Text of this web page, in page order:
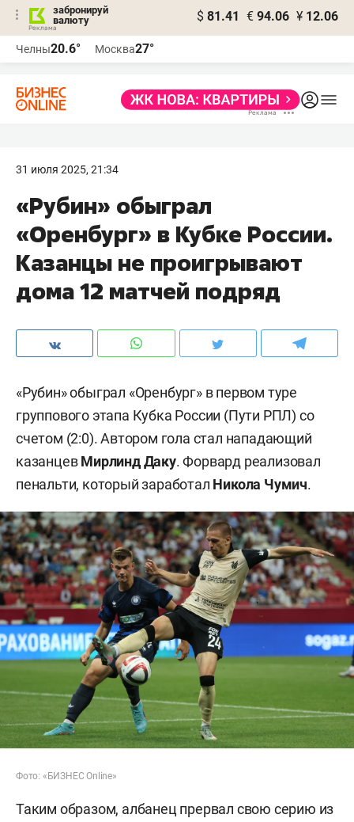
забронируй
валюту
$ 81.41 € 94.06 ¥ 12.06
Челны20.6° Москва27°
31 июля 2025, 21:34
«Рубин» обыграл
«Оренбург» в Кубке России.
Казанцы не проигрывают
дома 12 матчей подряд
«Рубин» обыграл «Оренбург» в первом туре
группового этапа Кубка России (Пути РПЛ) со
счетом (2:0). Автором гола стал нападающий
казанцевМирлинд Даку. Форвард реализовал
пенальти, который заработал Никола Чумич.
Фото: «БИЗНЕС Online»
Таким образом, албанец прервал свою серию из